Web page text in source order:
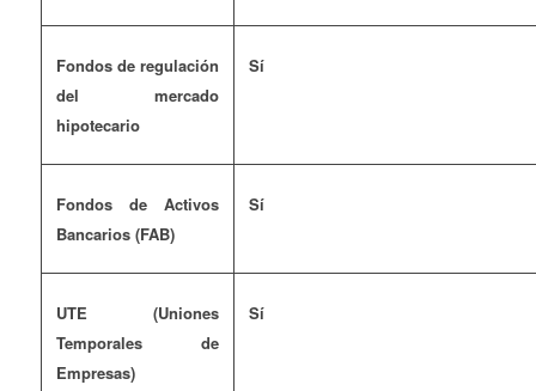
Fondos de regulación
del mercado
hipotecario
Sí
Fondos de Activos
Bancarios (FAB)
Sí
UTE (Uniones
Temporales de
Empresas)
Sí